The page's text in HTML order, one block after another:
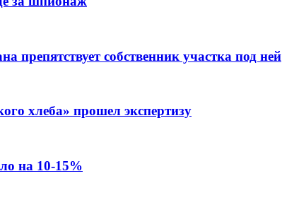
собственник участка под ней
хлеба» прошел экспертизу
на 10-15%